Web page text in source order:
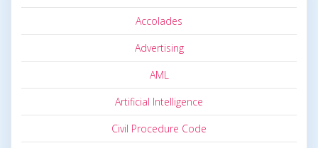
Accolades
Advertising
AML
Artificial Intelligence
Civil Procedure Code